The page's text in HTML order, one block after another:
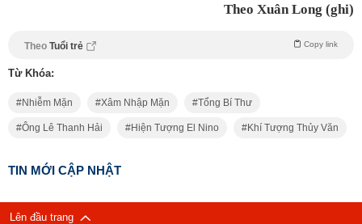
Theo Xuân Long (ghi)
Theo Tuổi trẻ Copy link
Từ Khóa:
Nhiễm Mặn Xâm Nhập Mặn Tổng Bí Thư
Ông Lê Thanh Hải Hiện Tượng El Nino Khí Tượng Thủy Văn
TIN MỚI CẬP NHẬT
Lên đầu trang